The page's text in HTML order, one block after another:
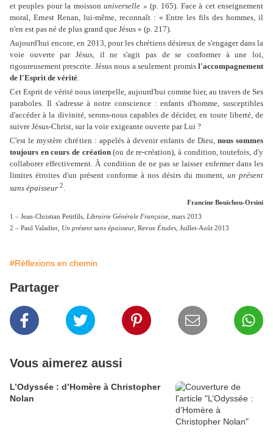
et peuples pour la moissonuniverselle » (p. 165). Face à cet enseignement
moral, Ernest Renan, lui-même, reconnaît : « Entre les fils des hommes, il
n'en est pas né de plus grand que Jésus » (p. 217).
Aujourd'hui encore, en 2013, pour les chrétiens désireux de s'engager dans la
voie ouverte par Jésus, il ne s'agit pas de se conformer à une loi,
rigoureusement prescrite. Jésus nous a seulement promis l'accompagnement
de l'Esprit de vérité
Cet Esprit de vérité nous interpelle, aujourd'hui comme hier, au travers de Ses
paraboles. Il s'adresse à notre conscience : enfants d'homme, susceptibles
d'accéder à la divinité, serons-nous capables de décider, en toute liberté, de
suivre Jésus-Christ, sur la voie exigeante ouverte par Lui ?
C'est le mystère chrétien : appelés à devenir enfants de Dieu, nous sommes
toujours en cours de création(ou de re-création), à condition, toutefois, d'y
collaborer effectivement. À condition de ne pas se laisser enfermer dans les
limites étroites d'un présent conforme à nos désirs du moment, un présent
sans épaisseur 2.
Francine Bouichou-Orsini
1 – Jean-Christian Petitfils, Librairie Générale Française, mars 2013
2 – Paul Valadier, Un présent sans épaisseur, Revue Études , Juillet-Août 2013
#Réflexions en chemin
Partager
Vous aimerez aussi
L’Odyssée : d’Homère à Christopher
Nolan